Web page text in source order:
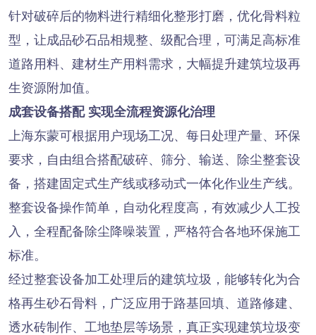
针对破碎后的物料进行精细化整形打磨，优化骨料粒
型，让成品砂石品相规整、级配合理，可满足高标准
道路用料、建材生产用料需求，大幅提升建筑垃圾再
生资源附加值。
成套设备搭配 实现全流程资源化治理
上海东蒙可根据用户现场工况、每日处理产量、环保
要求，自由组合搭配破碎、筛分、输送、除尘整套设
备，搭建固定式生产线或移动式一体化作业生产线。
整套设备操作简单，自动化程度高，有效减少人工投
入，全程配备除尘降噪装置，严格符合各地环保施工
标准。
经过整套设备加工处理后的建筑垃圾，能够转化为合
格再生砂石骨料，广泛应用于路基回填、道路修建、
透水砖制作、工地垫层等场景，真正实现建筑垃圾变